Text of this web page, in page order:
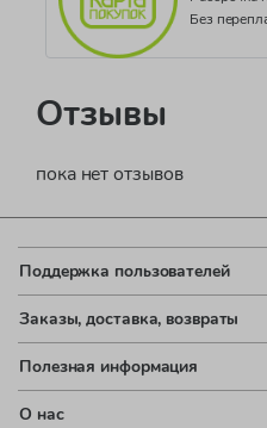
Без
Отзывы
пока нет отзывов
Поддержка пользователей
Заказы, доставка, возвраты
Полезная информация
О нас